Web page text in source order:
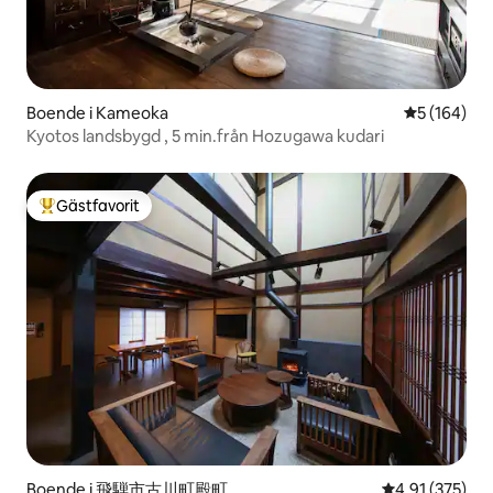
Boende i Kameoka 5 av 5 i
5 (164)
Kyotos landsbygd , 5 min.från Hozugawa kudari
Populär gästfavorit
Gästfavorit